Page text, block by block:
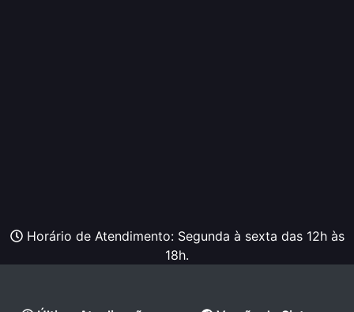
Horário de Atendimento: Segunda à sexta das 12h às
18h.